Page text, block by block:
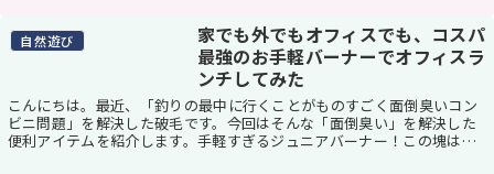
自然遊び
家でも外でもオフィスでも、コスパ
最強のお手軽バーナーでオフィスラ
ンチしてみた
こんにちは。最近、「釣りの最中に行くことがものすごく面倒臭いコン
ビニ問題」を解決した破毛です。今回はそんな「面倒臭い」を解決した
便利アイテムを紹介します。手軽すぎるジュニアバーナー！この塊はた